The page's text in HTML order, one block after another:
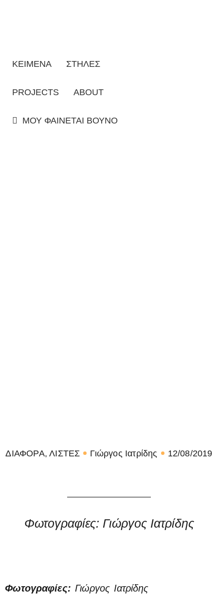
ΚΕΙΜΕΝΑ ΣΤΗΛΕΣ
PROJECTS ABOUT
ΜΟΥ ΦΑΙΝΕΤΑΙ ΒΟΥΝΟ
ΔΙΑΦΟΡΑ,ΛΙΣΤΕΣ Γιώργος Ιατρίδης 12/08/2019
Φωτογραφίες: Γιώργος Ιατρίδης
Φωτογραφίες: Γιώργος Ιατρίδης